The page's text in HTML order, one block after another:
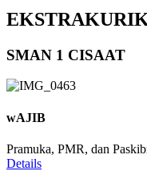
SMAN 1 CISAAT
wAJIB
Pramuka, PMR, dan
Details